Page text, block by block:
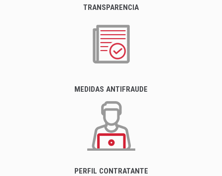
TRANSPARENCIA
MEDIDAS ANTIFRAUDE
PERFIL CONTRATANTE